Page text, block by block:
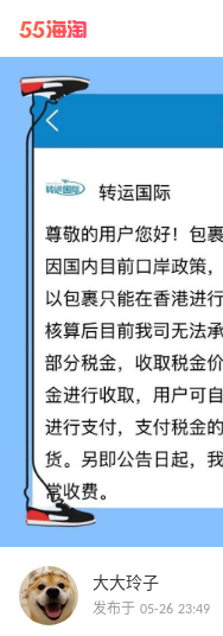
带你去官网买正品
大大玲子
发布于 05-26 23:49